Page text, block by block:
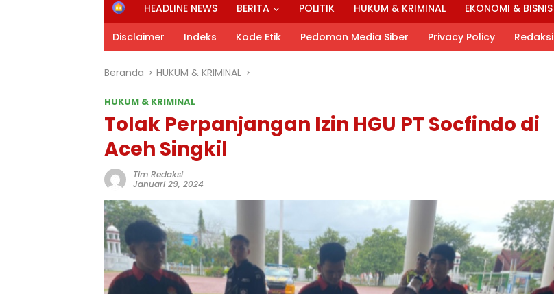
H
o
m
e
HEADLINE NEWS BERITA POLITIK HUKUM & KRIMINAL EKONOMI & BISNIS
Disclaimer Indeks Kode Etik Pedoman Media Siber Privacy Policy Redaksi
Beranda HUKUM & KRIMINAL
HUKUM & KRIMINAL
Tolak Perpanjangan Izin HGU PT Socfindo di
Aceh Singkil
Tim Redaksi
Januari 29, 2024